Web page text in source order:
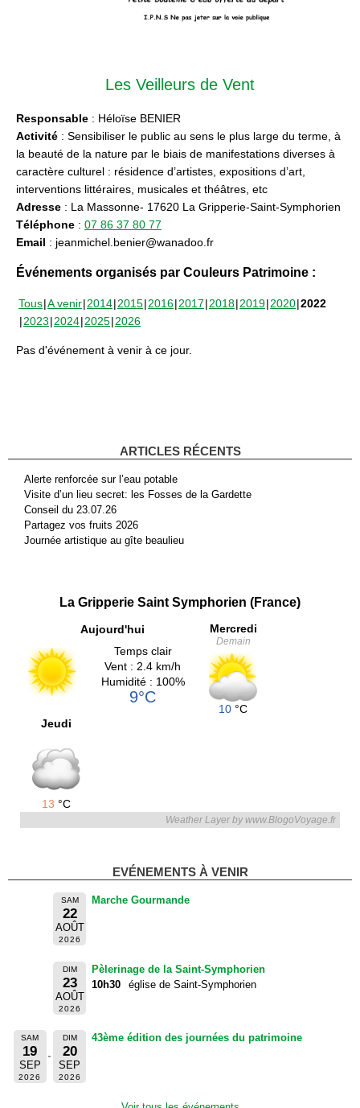
Les Veilleurs de Vent
Responsable : Héloïse BENIER
Activité : Sensibiliser le public au sens le plus large du terme, à
la beauté de la nature par le biais de manifestations diverses à
caractère culturel : résidence d’artistes, expositions d’art,
interventions littéraires, musicales et théâtres, etc
Adresse : La Massonne- 17620 La Gripperie-Saint-Symphorien
Téléphone : 07 86 37 80 77
Email : jeanmichel.benier@wanadoo.fr
Événements organisés par Couleurs Patrimoine :
Tous A venir 2014 2015 2016 2017 2018 2019 2020 2022
2023 2024 2025 2026
Pas d'événement à venir à ce jour.
ARTICLES RÉCENTS
Alerte renforcée sur l’eau potable
Visite d’un lieu secret: les Fosses de la Gardette
Conseil du 23.07.26
Partagez vos fruits 2026
Journée artistique au gîte beaulieu
La Gripperie Saint Symphorien (France)
Aujourd'hui
Temps clair
Vent : 2.4 km/h
Humidité : 100%
9°C
Mercredi
Demain
10 °C
Jeudi
13 °C
Weather Layer by www.BlogoVoyage.fr
EVÉNEMENTS À VENIR
SAM
22
AOÛT
2026
Marche Gourmande
DIM
23
AOÛT
2026
Pèlerinage de la Saint-Symphorien
10h30
église de Saint-Symphorien
SAM
19
SEP
2026
DIM
20
SEP
2026
43ème édition des journées du patrimoine